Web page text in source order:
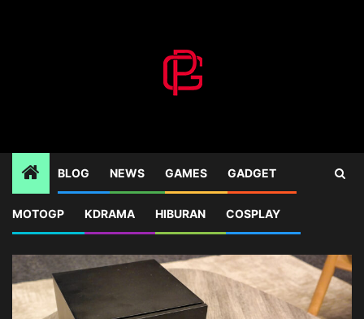
BLOG NEWS GAMES GADGET
MOTOGP KDRAMA HIBURAN COSPLAY
HEADLINES Steam Machine: Perangkat Baru